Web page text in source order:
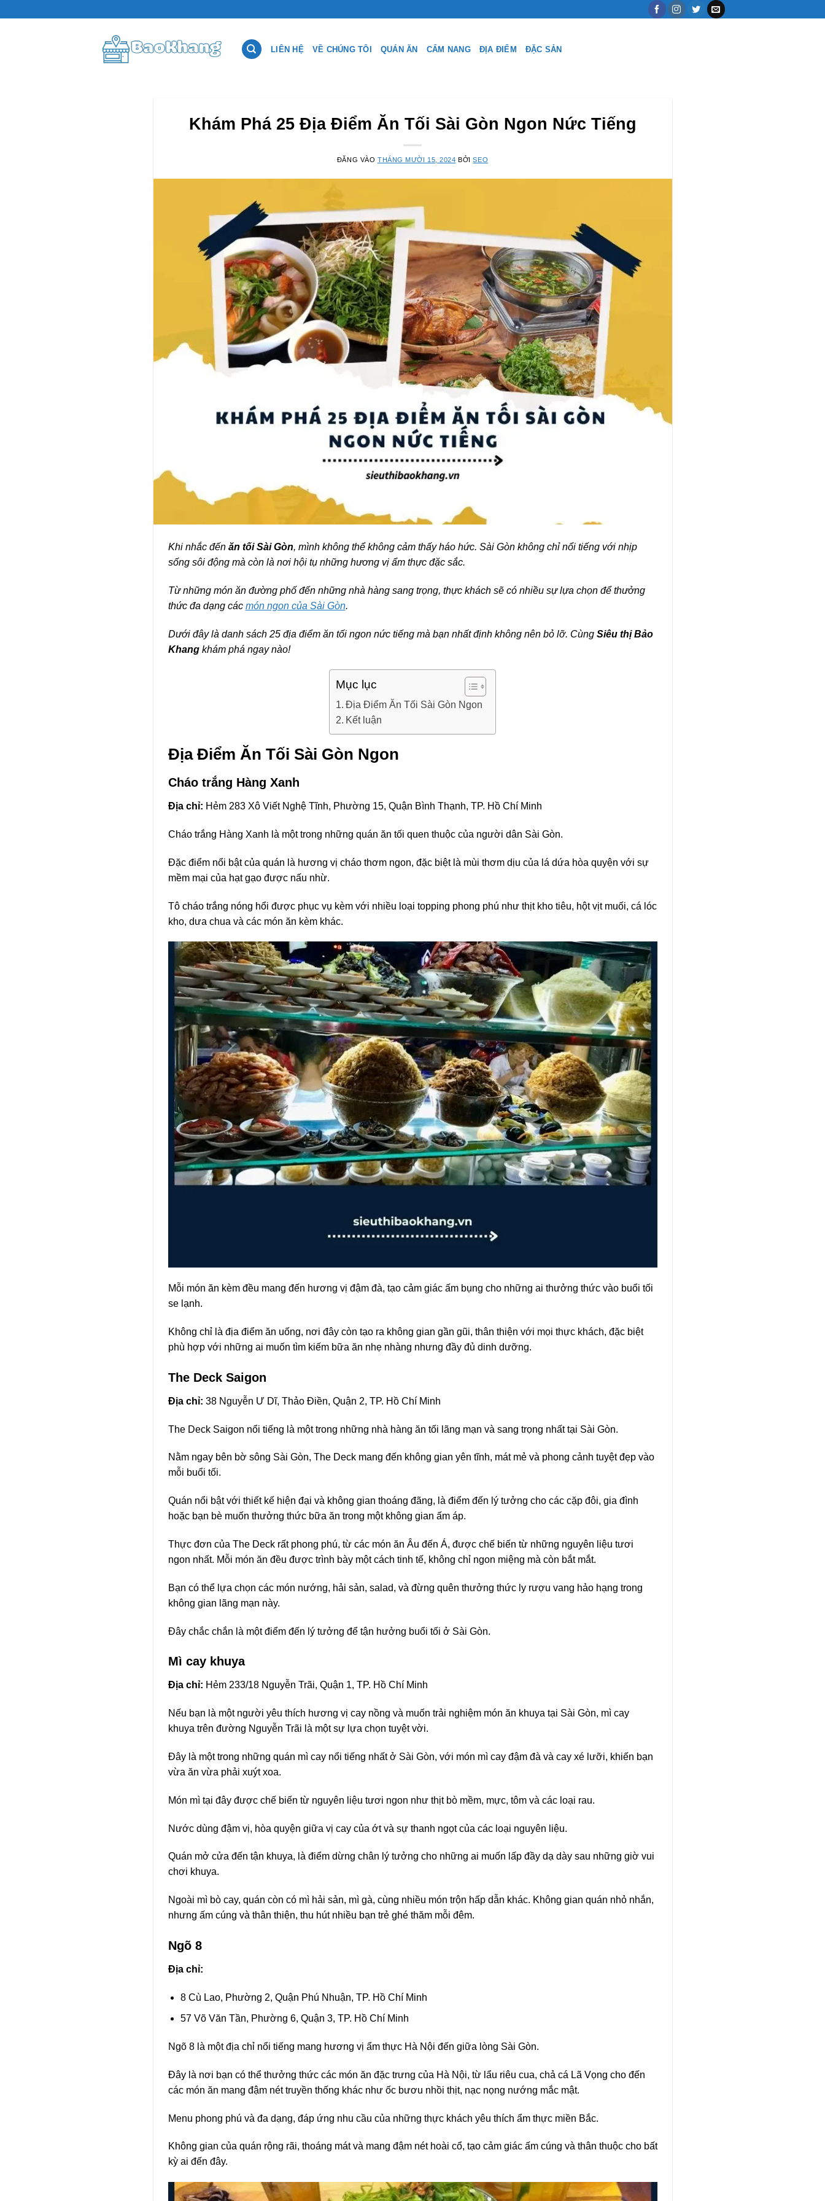
LIÊN HỆ VỀ CHÚNG TÔI QUÁN ĂN CẨM NANG ĐỊA ĐIỂM ĐẶC SẢN
Khám Phá 25 Địa Điểm Ăn Tối Sài Gòn Ngon Nức Tiếng
ĐĂNG VÀO THÁNG MƯỜI 15, 2024 BỞISEO
Khi nhắc đến ăn tối Sài Gòn, mình không thể không cảm thấy háo hức. Sài Gòn không chỉ nổi tiếng với nhịp
sống sôi động mà còn là nơi hội tụ những hương vị ẩm thực đặc sắc.
Từ những món ăn đường phố đến những nhà hàng sang trọng, thực khách sẽ có nhiều sự lựa chọn để thưởng
thức đa dạng các món ngon của Sài Gòn.
Dưới đây là danh sách 25 địa điểm ăn tối ngon nức tiếng mà bạn nhất định không nên bỏ lỡ. Cùng Siêu thị Bảo
Khangkhám phá ngay nào!
Mục lục
Địa Điểm Ăn Tối Sài Gòn Ngon
Kết luận
Địa Điểm Ăn Tối Sài Gòn Ngon
Cháo trắng Hàng Xanh
Địa chỉ: Hẻm 283 Xô Viết Nghệ Tĩnh, Phường 15, Quận Bình Thạnh, TP. Hồ Chí Minh
Cháo trắng Hàng Xanh là một trong những quán ăn tối quen thuộc của người dân Sài Gòn.
Đặc điểm nổi bật của quán là hương vị cháo thơm ngon, đặc biệt là mùi thơm dịu của lá dứa hòa quyện với sự
mềm mại của hạt gạo được nấu nhừ.
Tô cháo trắng nóng hổi được phục vụ kèm với nhiều loại topping phong phú như thịt kho tiêu, hột vịt muối, cá lóc
kho, dưa chua và các món ăn kèm khác.
Mỗi món ăn kèm đều mang đến hương vị đậm đà, tạo cảm giác ấm bụng cho những ai thưởng thức vào buổi tối
se lạnh.
Không chỉ là địa điểm ăn uống, nơi đây còn tạo ra không gian gần gũi, thân thiện với mọi thực khách, đặc biệt
phù hợp với những ai muốn tìm kiếm bữa ăn nhẹ nhàng nhưng đầy đủ dinh dưỡng.
The Deck Saigon
Địa chỉ: 38 Nguyễn Ư Dĩ, Thảo Điền, Quận 2, TP. Hồ Chí Minh
The Deck Saigon nổi tiếng là một trong những nhà hàng ăn tối lãng mạn và sang trọng nhất tại Sài Gòn.
Nằm ngay bên bờ sông Sài Gòn, The Deck mang đến không gian yên tĩnh, mát mẻ và phong cảnh tuyệt đẹp vào
mỗi buổi tối.
Quán nổi bật với thiết kế hiện đại và không gian thoáng đãng, là điểm đến lý tưởng cho các cặp đôi, gia đình
hoặc bạn bè muốn thưởng thức bữa ăn trong một không gian ấm áp.
Thực đơn của The Deck rất phong phú, từ các món ăn Âu đến Á, được chế biến từ những nguyên liệu tươi
ngon nhất. Mỗi món ăn đều được trình bày một cách tinh tế, không chỉ ngon miệng mà còn bắt mắt.
Bạn có thể lựa chọn các món nướng, hải sản, salad, và đừng quên thưởng thức ly rượu vang hảo hạng trong
không gian lãng mạn này.
Đây chắc chắn là một điểm đến lý tưởng để tận hưởng buổi tối ở Sài Gòn.
Mì cay khuya
Địa chỉ: Hẻm 233/18 Nguyễn Trãi, Quận 1, TP. Hồ Chí Minh
Nếu bạn là một người yêu thích hương vị cay nồng và muốn trải nghiệm món ăn khuya tại Sài Gòn, mì cay
khuya trên đường Nguyễn Trãi là một sự lựa chọn tuyệt vời.
Đây là một trong những quán mì cay nổi tiếng nhất ở Sài Gòn, với món mì cay đậm đà và cay xé lưỡi, khiến bạn
vừa ăn vừa phải xuýt xoa.
Món mì tại đây được chế biến từ nguyên liệu tươi ngon như thịt bò mềm, mực, tôm và các loại rau.
Nước dùng đậm vị, hòa quyện giữa vị cay của ớt và sự thanh ngọt của các loại nguyên liệu.
Quán mở cửa đến tận khuya, là điểm dừng chân lý tưởng cho những ai muốn lấp đầy dạ dày sau những giờ vui
chơi khuya.
Ngoài mì bò cay, quán còn có mì hải sản, mì gà, cùng nhiều món trộn hấp dẫn khác. Không gian quán nhỏ nhắn,
nhưng ấm cúng và thân thiện, thu hút nhiều bạn trẻ ghé thăm mỗi đêm.
Ngõ 8
Địa chỉ:
8 Cù Lao, Phường 2, Quận Phú Nhuận, TP. Hồ Chí Minh
57 Võ Văn Tần, Phường 6, Quận 3, TP. Hồ Chí Minh
Ngõ 8 là một địa chỉ nổi tiếng mang hương vị ẩm thực Hà Nội đến giữa lòng Sài Gòn.
Đây là nơi bạn có thể thưởng thức các món ăn đặc trưng của Hà Nội, từ lẩu riêu cua, chả cá Lã Vọng cho đến
các món ăn mang đậm nét truyền thống khác như ốc bươu nhồi thịt, nạc nọng nướng mắc mật.
Menu phong phú và đa dạng, đáp ứng nhu cầu của những thực khách yêu thích ẩm thực miền Bắc.
Không gian của quán rộng rãi, thoáng mát và mang đậm nét hoài cổ, tạo cảm giác ấm cúng và thân thuộc cho bất
kỳ ai đến đây.